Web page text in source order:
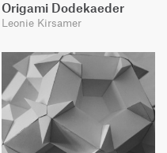
Origami Dodekaeder
Leonie Kirsamer